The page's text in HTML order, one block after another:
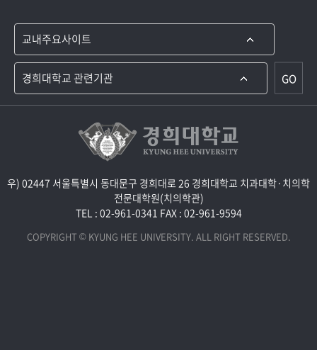
GO
우) 02447 서울특별시 동대문구 경희대로 26 경희대학교 치과대학·치의학
전문대학원(치의학관)
TEL : 02-961-0341 FAX : 02-961-9594
COPYRIGHT © KYUNG HEE UNIVERSITY. ALL RIGHT RESERVED.